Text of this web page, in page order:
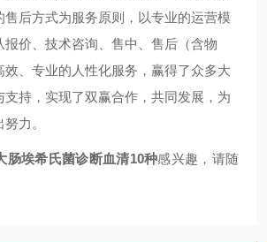
售后方式为服务原则，以专业的运营模
报价、技术咨询、售中、售后（含物
效、专业的人性化服务，赢得了众多大
支持，实现了双赢合作，共同发展，为
力。
肠埃希氏菌诊断血清10种感兴趣，请随